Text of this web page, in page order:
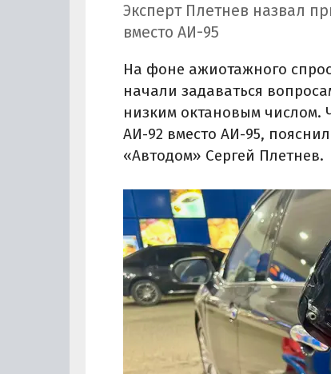
Эксперт Плетнев назвал
вместо АИ-95
На фоне ажиотажного
начали задаваться
низким октановым числом.
АИ-92 вместо АИ-95,
«Автодом» Сергей Плетнев.